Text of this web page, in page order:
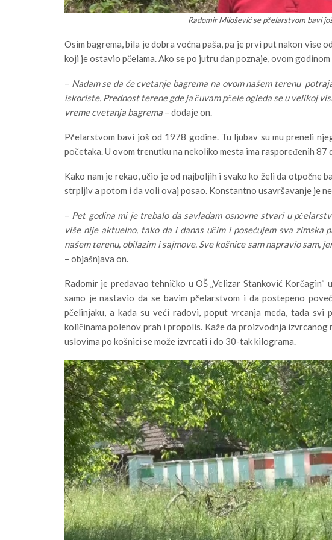
Radomir Milošević se pčelarstvom bavi
Osim bagrema, bila je dobra voćna paša, pa je prvi put nakon vise
koji je ostavio pčelama. Ako se po jutru dan poznaje, ovom
– Nadam se da će cvetanje bagrema na ovom našem terenu
iskoriste. Prednost terene gde ja čuvam pčele ogleda se u velikoj
vreme cvetanja bagrema – dodaje on.
Pčelarstvom bavi još od 1978 godine. Tu ljubav su mu preneli
početaka. U ovom trenutku na nekoliko mesta ima raspoređenih
Kako nam je rekao, učio je od najboljih i svako ko želi da otpočne
strpljiv a potom i da voli ovaj posao. Konstantno usavršavanje je
– Pet godina mi je trebalo da savladam osnovne stvari u
više nije aktuelno, tako da i danas učim i posećujem sva zimska
našem terenu, obilazim i sajmove. Sve košnice sam napravio sam,
– objašnjava on.
Radomir je predavao tehničko u OŠ „Velizar Stanković Korčagin“
samo je nastavio da se bavim pčelarstvom i da postepeno
pčelinjaku, a kada su veći radovi, poput vrcanja meda, tada svi
količinama polenov prah i propolis. Kaže da proizvodnja izvrcanog
uslovima po košnici se može izvrcati i do 30-tak kilograma.